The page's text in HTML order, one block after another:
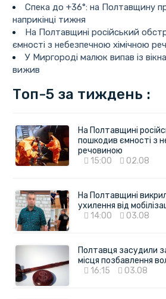
Спека до +36°: на Полтавщину
наприкінці тижня
На Полтавщині російський
ємності з небезпечною хімічною
У Миргороді малюк випав із
вижив
Топ-5 за тиждень :
На Полтавщині
пошкодив ємності з
речовиною
15:00
02.08
На Полтавщині
ухилення від
14:00
03.08
Полтавця засудили
місця позбавлення
16:15
03.08